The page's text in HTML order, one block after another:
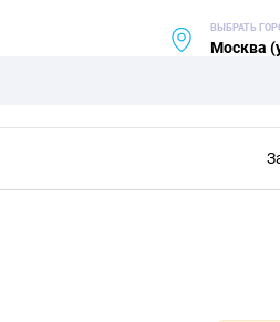
ВЫБРАТЬ
Москва